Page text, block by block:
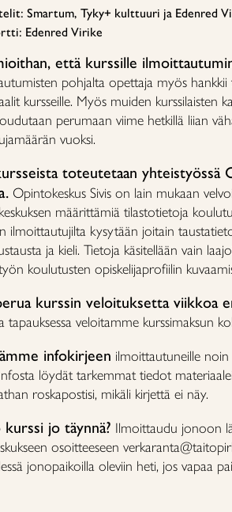
Smartum, Tyky+ kulttuuri ja Edenred
Edenred Virike
että kurssille
pohjalta opettaja myös
kursseille. Myös muiden kurssilaisten
perumaan viime hetkillä liian
vuoksi.
toteutetaan yhteistyössä
Opintokeskus Sivis on lain mukaan
määrittämiä tilastotietoja
ilmoittautujilta kysytään joitain
ja kieli. Tietoja käsitellään vain
koulutusten opiskelijaprofiilin
kurssin veloituksetta viikkoa
tapauksessa veloitamme kurssimaksun
infokirjeen ilmoittautuneille noin
löydät tarkemmat tiedot
roskapostisi, mikäli kirjettä ei näy.
jo täynnä? Ilmoittaudu jonoon
osoitteeseen
jonopaikoilla oleviin heti, jos vapaa